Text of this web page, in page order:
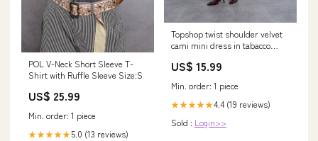
POL V-Neck Short Sleeve T-
Shirt with Ruffle Sleeve Size:S
US$ 25.99
Min. order: 1 piece
★★★★★5.0 (13 reviews)
Topshop twist shoulder velvet
cami mini dress in tabacco
US$ 15.99
Min. order: 1 piece
★★★★★4.4 (19 reviews)
Sold : Login>>